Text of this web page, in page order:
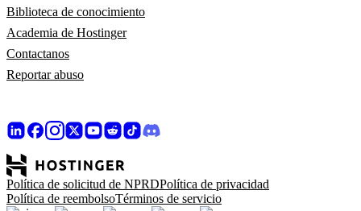
Biblioteca de conocimiento
Academia de Hostinger
Contactanos
Reportar abuso
Política de solicitud de NPRDPolítica de privacidad
Política de reembolsoTérminos de servicio